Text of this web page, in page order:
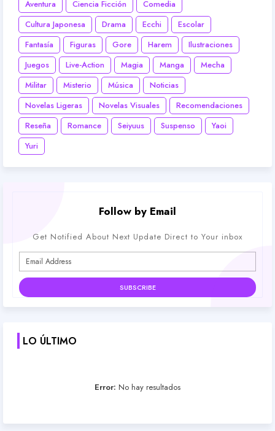
Aventura Ciencia Ficción
Comedia
Cultura Japonesa
Drama Ecchi
Escolar
Fantasía
Figuras Gore Harem
Ilustraciones
Juegos
Live-Action Magia Manga
Mecha
Militar
Misterio Música
Noticias
Novelas Ligeras
Novelas Visuales
Recomendaciones
Reseña
Romance Seiyuus Suspenso
Yaoi
Yuri
Follow by Email
Get Notified About Next Update Direct to Your inbox
LO ÚLTIMO
Error: No hay resultados